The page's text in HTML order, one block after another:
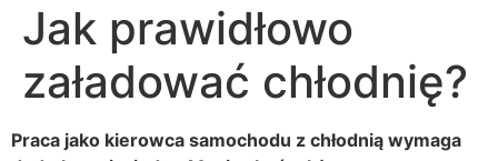
Jak prawidłowo
załadować chłodnię?
Praca jako kierowca samochodu z chłodnią wymaga